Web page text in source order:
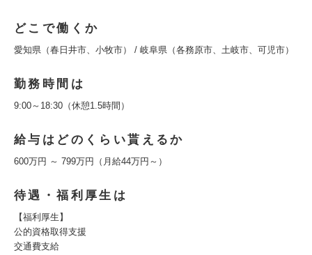
どこで働くか
愛知県（春日井市、小牧市） / 岐阜県（各務原市、土岐市、可児市）
勤務時間は
9:00～18:30（休憩1.5時間）
給与はどのくらい貰えるか
600万円 ～ 799万円（月給44万円～）
待遇・福利厚生は
【福利厚生】
公的資格取得支援
交通費支給